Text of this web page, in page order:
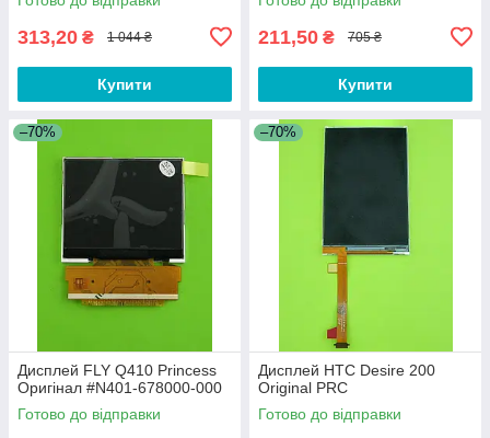
313,20 ₴ 1 044 ₴
Купити
211,50 ₴ 705 ₴
Купити
–70%
Дисплей FLY Q410 Princess
Оригінал #N401-678000-000
Готово до відправки
–70%
Дисплей HTC Desire 200
Original PRC
Готово до відправки